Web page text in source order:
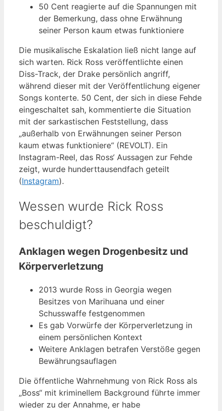
50 Cent reagierte auf die Spannungen mit
der Bemerkung, dass ohne Erwähnung
seiner Person kaum etwas funktioniere
Die musikalische Eskalation ließ nicht lange auf
sich warten. Rick Ross veröffentlichte einen
Diss-Track, der Drake persönlich angriff,
während dieser mit der Veröffentlichung eigener
Songs konterte. 50 Cent, der sich in diese Fehde
eingeschaltet sah, kommentierte die Situation
mit der sarkastischen Feststellung, dass
„außerhalb von Erwähnungen seiner Person
kaum etwas funktioniere“ (REVOLT). Ein
Instagram-Reel, das Ross‘ Aussagen zur Fehde
zeigt, wurde hunderttausendfach geteilt
(Instagram).
Wessen wurde Rick Ross
beschuldigt?
Anklagen wegen Drogenbesitz und
Körperverletzung
2013 wurde Ross in Georgia wegen
Besitzes von Marihuana und einer
Schusswaffe festgenommen
Es gab Vorwürfe der Körperverletzung in
einem persönlichen Kontext
Weitere Anklagen betrafen Verstöße gegen
Bewährungsauflagen
Die öffentliche Wahrnehmung von Rick Ross als
„Boss“ mit kriminellem Background führte immer
wieder zu der Annahme, er habe